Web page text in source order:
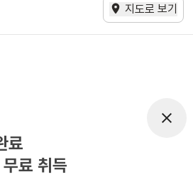
지도로 보기
니다
겠습니다.
료
료 취득